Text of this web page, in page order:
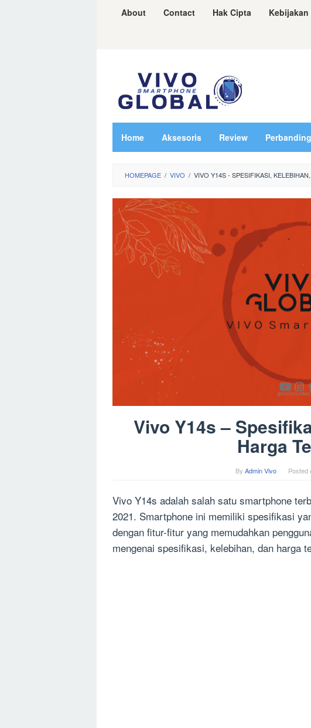
About Contact Hak Cipta
Home Aksesoris Review
HOMEPAGE / VIVO / VIVO Y14S - SPESIFIKASI,
Vivo Y14s –
Harga
By Admin Vivo Posted
Vivo Y14s adalah salah satu smartphone
2021. Smartphone ini memiliki spesifikasi
dengan fitur-fitur yang memudahkan
mengenai spesifikasi, kelebihan, dan harga